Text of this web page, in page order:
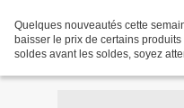
Quelques nouveautés cette
baisser le prix de certains
soldes avant les soldes, soyez